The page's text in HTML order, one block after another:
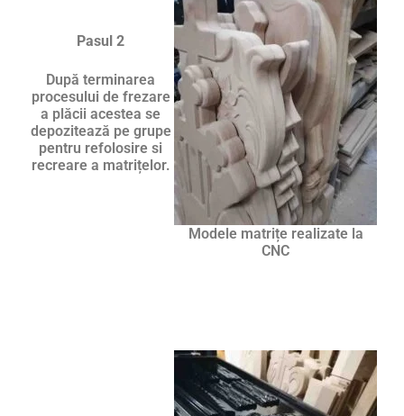
Modele matrițe realizate la
CNC
Pasul 2
După terminarea
procesului de frezare
a plăcii acestea se
depozitează pe grupe
pentru refolosire si
recreare a matrițelor.